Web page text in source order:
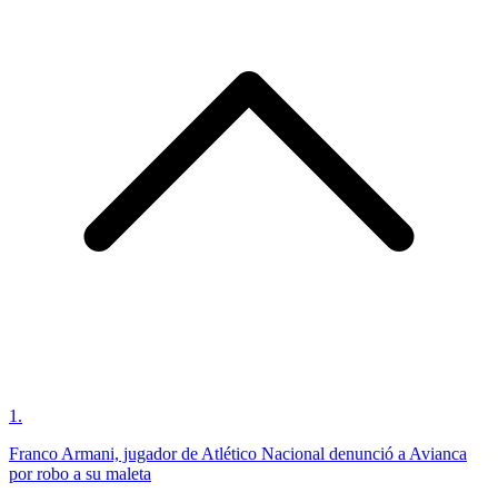
1 .
Franco Armani, jugador de Atlético Nacional denunció a Avianca
por robo a su maleta